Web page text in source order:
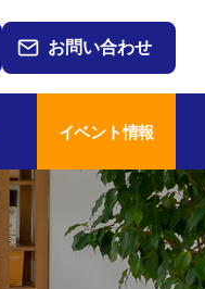
お問い合わせ
イベント情報